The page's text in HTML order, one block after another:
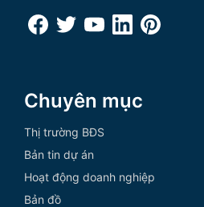
Chuyên mục
Thị trường BĐS
Bản tin dự án
Hoạt động doanh nghiệp
Bản đồ